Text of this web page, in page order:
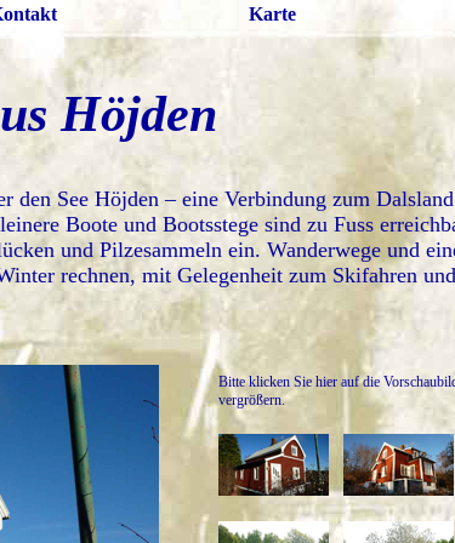
Höjden
den See Höjden – eine Verbindung zum
Boote und Bootsstege sind zu Fuss
und Pilzesammeln ein. Wanderwege und
rechnen, mit Gelegenheit zum Skifahren und
Bitte klicken Sie hier auf die
vergrößern.
Karte